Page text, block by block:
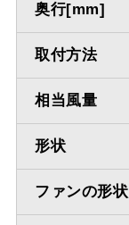
奥行[mm]
取付方法
相当風量
形状
ファンの形状